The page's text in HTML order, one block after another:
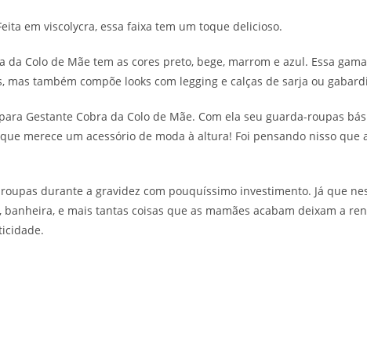
em viscolycra, essa faixa tem um toque delicioso.
Colo de Mãe tem as cores preto, bege, marrom e azul. Essa
mas também compõe looks com legging e calças de sarja ou
Gestante Cobra da Colo de Mãe. Com ela seu guarda-roupas
merece um acessório de moda à altura! Foi pensando nisso que
durante a gravidez com pouquíssimo investimento. Já que
e mais tantas coisas que as mamães acabam deixam a